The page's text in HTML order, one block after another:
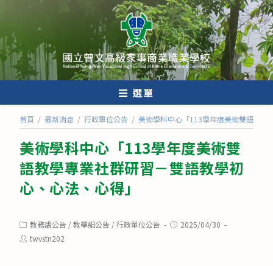
轉
至
主
要
內
選單
首頁 / 最新消息 / 行政單位公告 / 美術學科中心「113學年度美術雙語教學
美術學科中心「113學年度美術雙
語教學專業社群研習－雙語教學初
心、心法、心得」
Post
category:
教務處公告 /教學組公告 /行政單位公告
Post2025/04/30
Posttwvstn202